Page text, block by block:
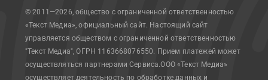
© 2011—2026, общество с ограниченной ответственностью
«Текст Медиа», официальный сайт. Настоящий сайт
управляется обществом с ограниченной ответственностью
"Текст Медиа", ОГРН 1163668076550. Прием платежей может
осуществляться партнерами Сервиса.ООО «Текст Медиа»
осуществляет деятельность по обработке данных и